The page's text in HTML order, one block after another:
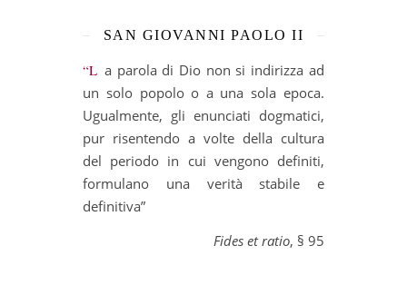
SAN GIOVANNI PAOLO II
“La parola di Dio non si indirizza ad
un solo popolo o a una sola epoca.
Ugualmente, gli enunciati dogmatici,
pur risentendo a volte della cultura
del periodo in cui vengono definiti,
formulano una verità stabile e
definitiva”
Fides et ratio, § 95